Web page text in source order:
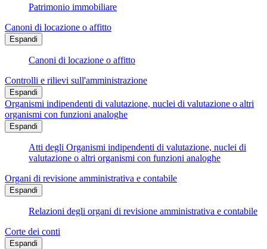
Patrimonio immobiliare
Canoni di locazione o affitto
Espandi
Canoni di locazione o affitto
Controlli e rilievi sull'amministrazione
Espandi
Organismi indipendenti di valutazione, nuclei di valutazione o altri
organismi con funzioni analoghe
Espandi
Atti degli Organismi indipendenti di valutazione, nuclei di
valutazione o altri organismi con funzioni analoghe
Organi di revisione amministrativa e contabile
Espandi
Relazioni degli organi di revisione amministrativa e contabile
Corte dei conti
Espandi